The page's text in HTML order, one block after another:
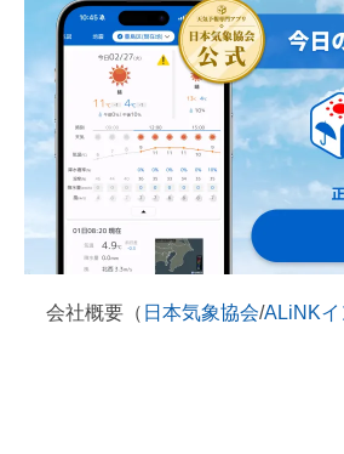
会社概要（ 日本気象協会/ALiNKイ